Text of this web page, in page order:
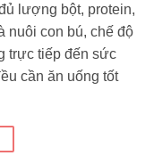
lượng bột, protein,
nuôi con bú, chế độ
trực tiếp đến sức
cần ăn uống tốt